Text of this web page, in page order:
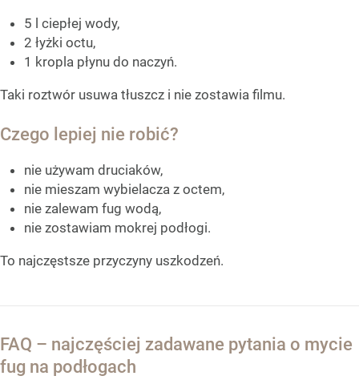
5 l ciepłej wody,
2 łyżki octu,
1 kropla płynu do naczyń.
Taki roztwór usuwa tłuszcz i nie zostawia filmu.
Czego lepiej nie robić?
nie używam druciaków,
nie mieszam wybielacza z octem,
nie zalewam fug wodą,
nie zostawiam mokrej podłogi.
To najczęstsze przyczyny uszkodzeń.
FAQ – najczęściej zadawane pytania o mycie
fug na podłogach